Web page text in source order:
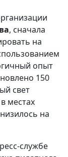
, сначала
на
опыт
150
свет
местах
на
службе